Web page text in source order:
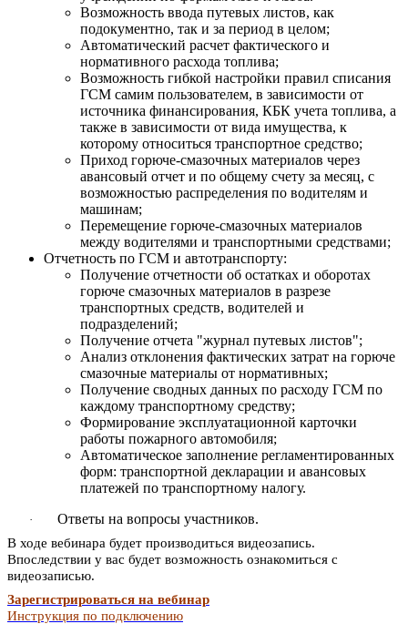
Возможность ввода путевых листов, как
подокументно, так и за период в целом;
Автоматический расчет фактического и
нормативного расхода топлива;
Возможность гибкой настройки правил списания
ГСМ самим пользователем, в зависимости от
источника финансирования, КБК учета топлива, а
также в зависимости от вида имущества, к
которому относиться транспортное средство;
Приход горюче-смазочных материалов через
авансовый отчет и по общему счету за месяц, с
возможностью распределения по водителям и
машинам;
Перемещение горюче-смазочных материалов
между водителями и транспортными средствами;
Отчетность по ГСМ и автотранспорту:
Получение отчетности об остатках и оборотах
горюче смазочных материалов в разрезе
транспортных средств, водителей и
подразделений;
Получение отчета "журнал путевых листов";
Анализ отклонения фактических затрат на горюче
смазочные материалы от нормативных;
Получение сводных данных по расходу ГСМ по
каждому транспортному средству;
Формирование эксплуатационной карточки
работы пожарного автомобиля;
Автоматическое заполнение регламентированных
форм: транспортной декларации и авансовых
платежей по транспортному налогу.
· Ответы на вопросы участников.
В ходе вебинара будет производиться видеозапись.
Впоследствии у вас будет возможность ознакомиться с
видеозаписью.
Зарегистрироваться на вебинар
Инструкция по подключению